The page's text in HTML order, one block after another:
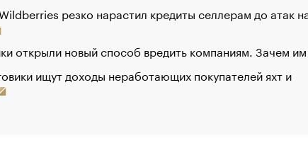
резко нарастил кредиты селлерам до атак
открыли новый способ вредить компаниям. Зачем
ищут доходы неработающих покупателей яхт и